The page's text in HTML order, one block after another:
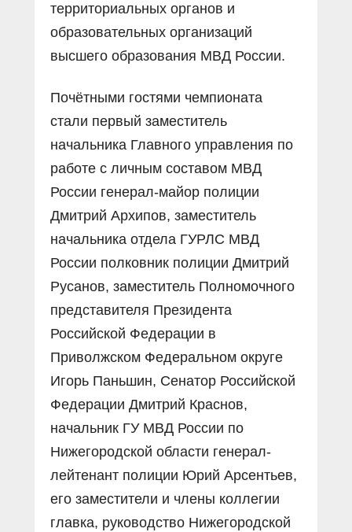
территориальных органов и
образовательных организаций
высшего образования МВД России.
Почётными гостями чемпионата
стали первый заместитель
начальника Главного управления по
работе с личным составом МВД
России генерал-майор полиции
Дмитрий Архипов, заместитель
начальника отдела ГУРЛС МВД
России полковник полиции Дмитрий
Русанов, заместитель Полномочного
представителя Президента
Российской Федерации в
Приволжском Федеральном округе
Игорь Паньшин, Сенатор Российской
Федерации Дмитрий Краснов,
начальник ГУ МВД России по
Нижегородской области генерал-
лейтенант полиции Юрий Арсентьев,
его заместители и члены коллегии
главка, руководство Нижегородской